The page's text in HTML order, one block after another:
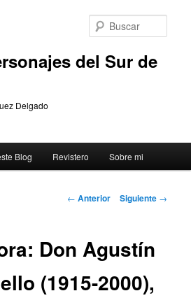
del Sur de
Delgado
Blog Revistero Sobre mi
Navegación
← Anterior Siguiente →
Don Agustín
(1915-2000),